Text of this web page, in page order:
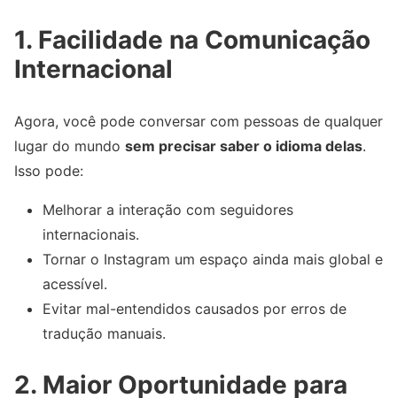
1. Facilidade na Comunicação
Internacional
Agora, você pode conversar com pessoas de qualquer
lugar do mundo sem precisar saber o idioma delas.
Isso pode:
Melhorar a interação com seguidores
internacionais.
Tornar o Instagram um espaço ainda mais global e
acessível.
Evitar mal-entendidos causados por erros de
tradução manuais.
2. Maior Oportunidade para